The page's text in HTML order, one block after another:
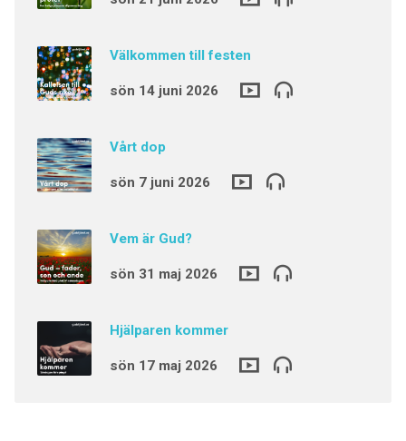
Välkommen till festen
sön 14 juni 2026
Vårt dop
sön 7 juni 2026
Vem är Gud?
sön 31 maj 2026
Hjälparen kommer
sön 17 maj 2026